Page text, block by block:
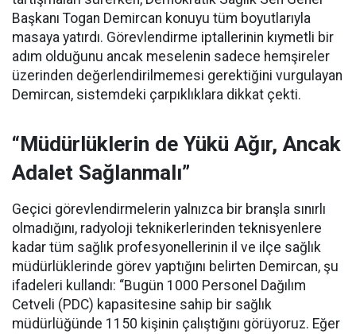
Başkanı Togan Demircan konuyu tüm boyutlarıyla
masaya yatırdı. Görevlendirme iptallerinin kıymetli bir
adım olduğunu ancak meselenin sadece hemşireler
üzerinden değerlendirilmemesi gerektiğini vurgulayan
Demircan, sistemdeki çarpıklıklara dikkat çekti.
“Müdürlüklerin de Yükü Ağır, Ancak
Adalet Sağlanmalı”
Geçici görevlendirmelerin yalnızca bir branşla sınırlı
olmadığını, radyoloji teknikerlerinden teknisyenlere
kadar tüm sağlık profesyonellerinin il ve ilçe sağlık
müdürlüklerinde görev yaptığını belirten Demircan, şu
ifadeleri kullandı: “Bugün 1000 Personel Dağılım
Cetveli (PDC) kapasitesine sahip bir sağlık
müdürlüğünde 1150 kişinin çalıştığını görüyoruz. Eğer